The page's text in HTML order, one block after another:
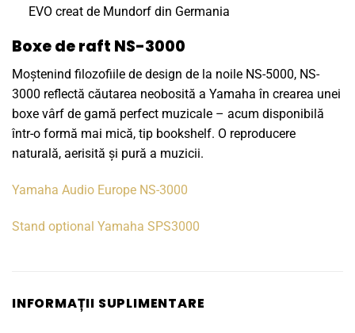
EVO creat de Mundorf din Germania
Boxe de raft NS-3000
Moștenind filozofiile de design de la noile NS-5000, NS-
3000 reflectă căutarea neobosită a Yamaha în crearea unei
boxe vârf de gamă perfect muzicale – acum disponibilă
într-o formă mai mică, tip bookshelf. O reproducere
naturală, aerisită și pură a muzicii.
Yamaha Audio Europe NS-3000
Stand optional Yamaha SPS3000
INFORMAȚII SUPLIMENTARE